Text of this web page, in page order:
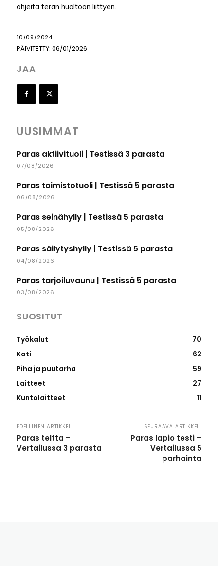
ohjeita terän huoltoon liittyen.
10/09/2024
PÄIVITETTY: 06/01/2026
JAA
UUSIMMAT
Paras aktiivituoli | Testissä 3 parasta
07/08/2026
Paras toimistotuoli | Testissä 5 parasta
06/08/2026
Paras seinähylly | Testissä 5 parasta
05/08/2026
Paras säilytyshylly | Testissä 5 parasta
04/08/2026
Paras tarjoiluvaunu | Testissä 5 parasta
03/08/2026
SUOSITUT
Työkalut
70
Koti
62
Piha ja puutarha
59
Laitteet
27
Kuntolaitteet
11
EDELLINEN ARTIKKELI
Paras teltta –
Vertailussa 3 parasta
SEURAAVA ARTIKKELI
Paras lapio testi –
Vertailussa 5
parhainta